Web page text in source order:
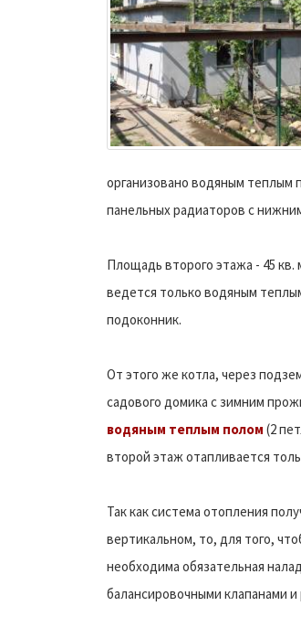
организовано водяным теплым
панельных радиаторов с
Площадь второго этажа - 45
ведется только водяным
подоконник.
От этого же котла, через
садового домика с зимним
водяным теплым полом (2
второй этаж отапливается
Так как система отопления
вертикальном, то, для того,
необходима обязательная
балансировочными клапанами